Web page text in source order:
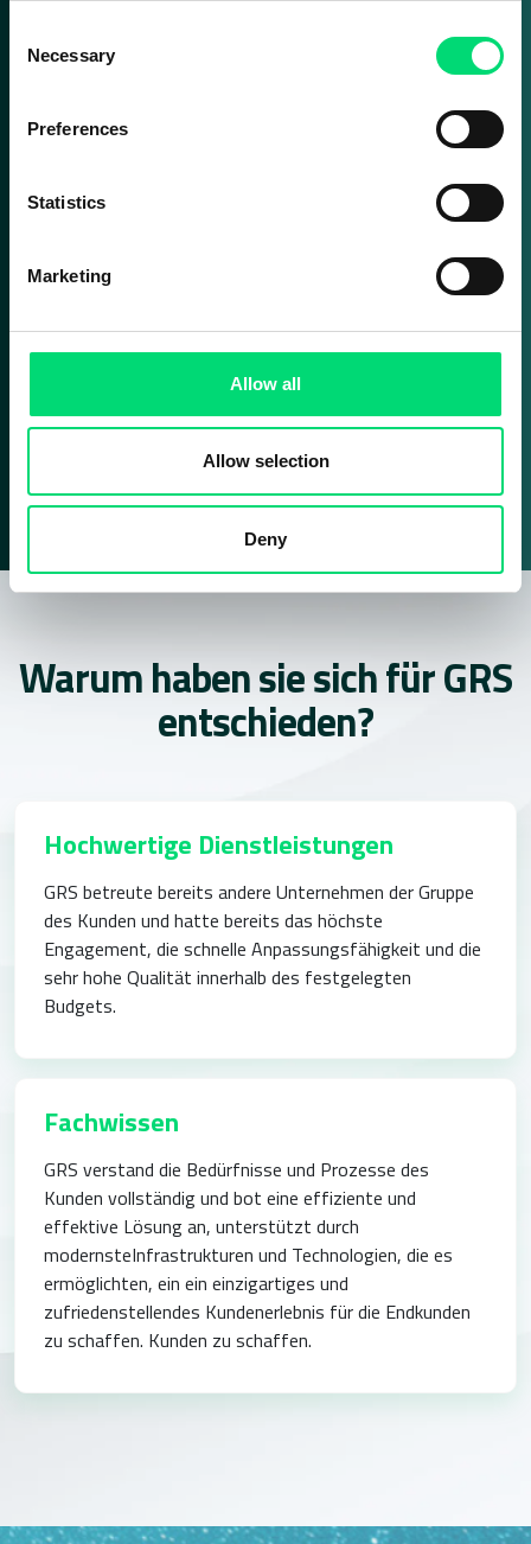
Selection
Necessary
Preferences
Statistics
Marketing
Allow all
Allow selection
Deny
Anruf VS 55%
2%
AnrufabbruchRate VS 10% ServiceEbene angefordert
Warum haben sie sich für GRS
entschieden?
Hochwertige Dienstleistungen
GRS betreute bereits andere Unternehmen der Gruppe
des Kunden und hatte bereits das höchste
Engagement, die schnelle Anpassungsfähigkeit und die
sehr hohe Qualität innerhalb des festgelegten
Budgets.
Fachwissen
GRS verstand die Bedürfnisse und Prozesse des
Kunden vollständig und bot eine effiziente und
effektive Lösung an, unterstützt durch
modernsteInfrastrukturen und Technologien, die es
ermöglichten, ein ein einzigartiges und
zufriedenstellendes Kundenerlebnis für die Endkunden
zu schaffen. Kunden zu schaffen.